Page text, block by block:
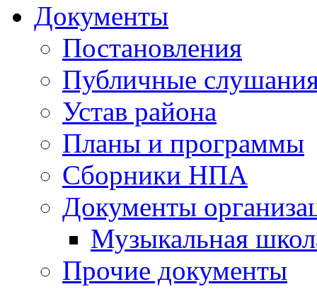
Документы
Постановления
Публичные
Устав района
Планы и программы
Сборники НПА
Документы
Музыкальная
Прочие документы